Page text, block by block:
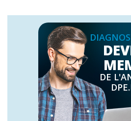
DE